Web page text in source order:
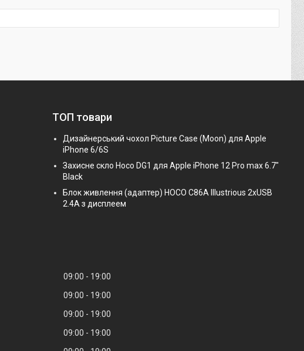
ТОП товари
Дизайнерський чохол Picture Case (Moon) для Apple
iPhone 6/6S
Захисне скло Hoco DG1 для Apple iPhone 12 Pro max 6.7"
Black
Блок живлення (адаптер) HOCO C86A Illustrious 2xUSB
2.4A з дисплеем
09:00
19:00
09:00
19:00
09:00
19:00
09:00
19:00